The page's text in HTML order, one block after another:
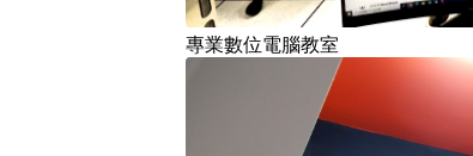
專業數位電腦教室